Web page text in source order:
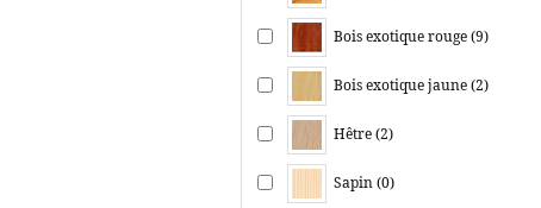
Bois exotique rouge (9)
Bois exotique jaune (2)
Hêtre (2)
Sapin (0)